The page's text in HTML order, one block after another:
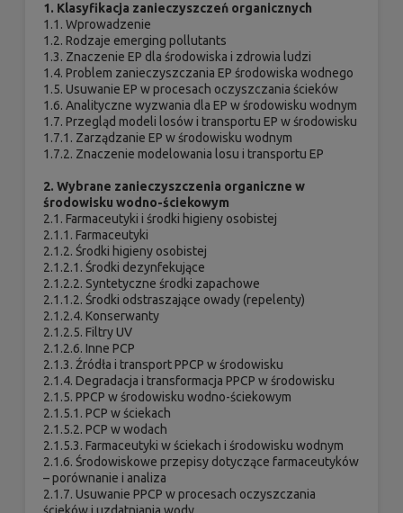
1. Klasyfikacja zanieczyszczeń organicznych
1.1. Wprowadzenie
1.2. Rodzaje emerging pollutants
1.3. Znaczenie EP dla środowiska i zdrowia ludzi
1.4. Problem zanieczyszczania EP środowiska wodnego
1.5. Usuwanie EP w procesach oczyszczania ścieków
1.6. Analityczne wyzwania dla EP w środowisku wodnym
1.7. Przegląd modeli losów i transportu EP w środowisku
1.7.1. Zarządzanie EP w środowisku wodnym
1.7.2. Znaczenie modelowania losu i transportu EP
2. Wybrane zanieczyszczenia organiczne w
środowisku wodno-ściekowym
2.1. Farmaceutyki i środki higieny osobistej
2.1.1. Farmaceutyki
2.1.2. Środki higieny osobistej
2.1.2.1. Środki dezynfekujące
2.1.2.2. Syntetyczne środki zapachowe
2.1.1.2. Środki odstraszające owady (repelenty)
2.1.2.4. Konserwanty
2.1.2.5. Filtry UV
2.1.2.6. Inne PCP
2.1.3. Źródła i transport PPCP w środowisku
2.1.4. Degradacja i transformacja PPCP w środowisku
2.1.5. PPCP w środowisku wodno-ściekowym
2.1.5.1. PCP w ściekach
2.1.5.2. PCP w wodach
2.1.5.3. Farmaceutyki w ściekach i środowisku wodnym
2.1.6. Środowiskowe przepisy dotyczące farmaceutyków
– porównanie i analiza
2.1.7. Usuwanie PPCP w procesach oczyszczania